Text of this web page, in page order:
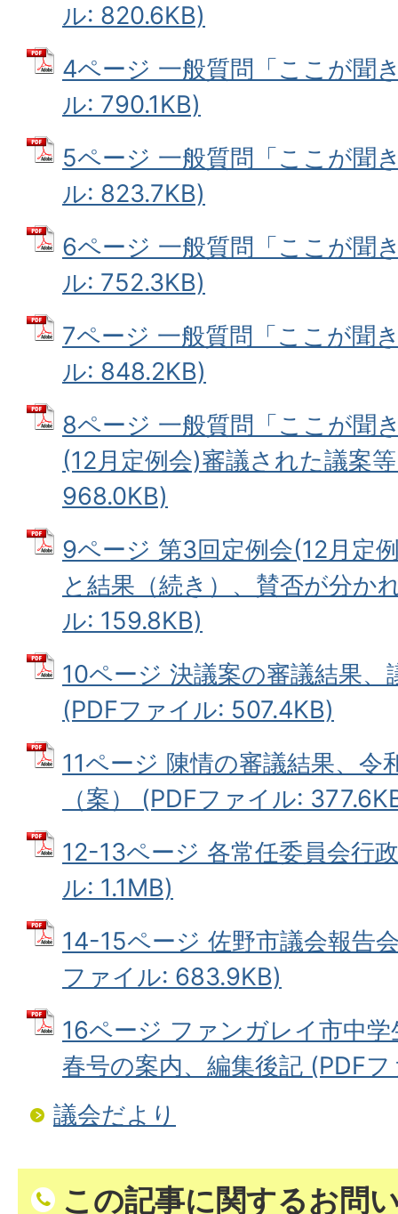
ル: 820.6KB)
4ページ 一般質問「ここが聞
ル: 790.1KB)
5ページ 一般質問「ここが聞
ル: 823.7KB)
6ページ 一般質問「ここが聞
ル: 752.3KB)
7ページ 一般質問「ここが聞
ル: 848.2KB)
8ページ 一般質問「ここが聞
(12月定例会)審議された議案
968.0KB)
9ページ 第3回定例会(12月定
と結果（続き）、賛否が分か
ル: 159.8KB)
10ページ 決議案の審議結果、
(PDFファイル: 507.4KB)
11ページ 陳情の審議結果、令
（案） (PDFファイル:
12-13ページ 各常任委員会行
ル: 1.1MB)
14-15ページ 佐野市議会報告
ファイル: 683.9KB)
16ページ ファンガレイ市中
春号の案内、編集後記 (PDF
議会だより
この記事に関するお問